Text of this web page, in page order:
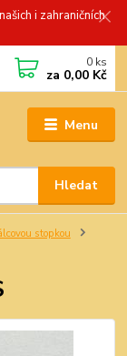
i zahraničních
Menu
Hledat
0 ks
za 0,00 Kč
stopkou